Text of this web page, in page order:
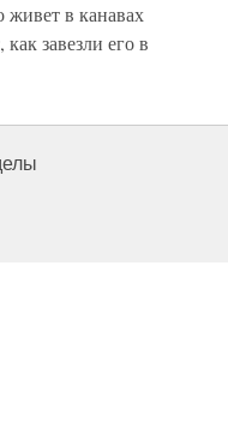
в канавах
завезли его в